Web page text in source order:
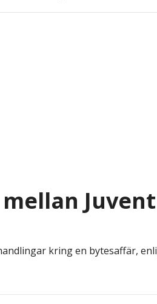
kring en bytesaffär,